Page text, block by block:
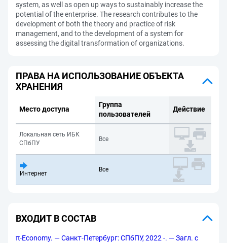
system, as well as open up ways to sustainably increase the
potential of the enterprise. The research contributes to the
development of both the theory and practice of risk
management, and to the development of a system for
assessing the digital transformation of organizations.
ПРАВА НА ИСПОЛЬЗОВАНИЕ ОБЪЕКТА
ХРАНЕНИЯ
Место доступа
Группа
пользователей
Действие
Локальная сеть ИБК
СПбПУ
Все
Интернет
Все
ВХОДИТ В СОСТАВ
π-Economy. — Санкт-Петербург: СПбПУ, 2022 -. — Загл. с